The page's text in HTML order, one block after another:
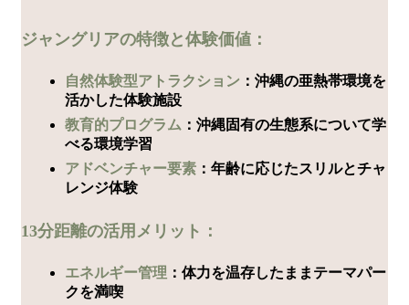
ジャングリアの特徴と体験価値：
自然体験型アトラクション ：沖縄の亜熱帯環境を
活かした体験施設
教育的プログラム ：沖縄固有の生態系について学
べる環境学習
アドベンチャー要素 ：年齢に応じたスリルとチャ
レンジ体験
13分距離の活用メリット：
エネルギー管理 ：体力を温存したままテーマパー
クを満喫